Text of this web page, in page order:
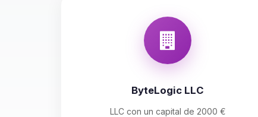
ByteLogic LLC
LLC con un capital de 2000 €